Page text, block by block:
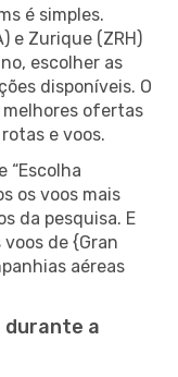
é simples.
e Zurique (ZRH)
escolher as
disponíveis. O
ofertas
e voos.
“Escolha
os voos mais
da pesquisa. E
de {Gran
aéreas
durante a